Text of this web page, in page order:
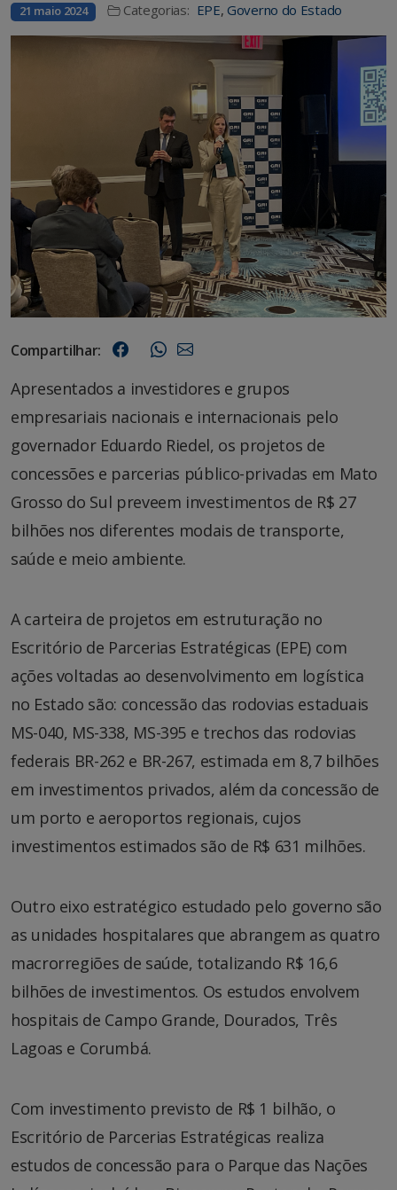
21 maio 2024 Categorias: EPE, Governo do Estado
Compartilhar:
Apresentados a investidores e grupos
empresariais nacionais e internacionais pelo
governador Eduardo Riedel, os projetos de
concessões e parcerias público-privadas em Mato
Grosso do Sul preveem investimentos de R$ 27
bilhões nos diferentes modais de transporte,
saúde e meio ambiente.
A carteira de projetos em estruturação no
Escritório de Parcerias Estratégicas (EPE) com
ações voltadas ao desenvolvimento em logística
no Estado são: concessão das rodovias estaduais
MS-040, MS-338, MS-395 e trechos das rodovias
federais BR-262 e BR-267, estimada em 8,7 bilhões
em investimentos privados, além da concessão de
um porto e aeroportos regionais, cujos
investimentos estimados são de R$ 631 milhões.
Outro eixo estratégico estudado pelo governo são
as unidades hospitalares que abrangem as quatro
macrorregiões de saúde, totalizando R$ 16,6
bilhões de investimentos. Os estudos envolvem
hospitais de Campo Grande, Dourados, Três
Lagoas e Corumbá.
Com investimento previsto de R$ 1 bilhão, o
Escritório de Parcerias Estratégicas realiza
estudos de concessão para o Parque das Nações